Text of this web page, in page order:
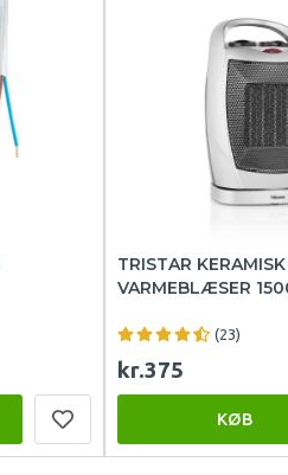
TRISTAR KERAMISK
VARMEBLÆSER
(23)
kr.375
KØB